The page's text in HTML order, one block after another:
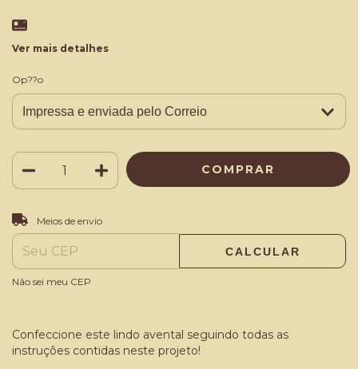
Ver mais detalhes
Op??o
Entregas para o CEP:
Meios de envio
CALCULAR
Não sei meu CEP
Confeccione este lindo avental seguindo todas as
instruções contidas neste projeto!